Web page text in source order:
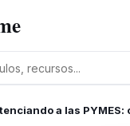
a las